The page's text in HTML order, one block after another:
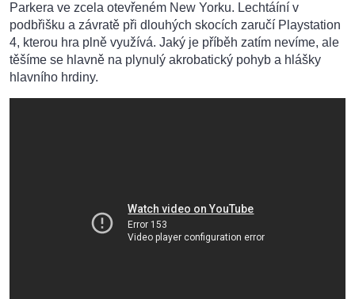
Parkera ve zcela otevřeném New Yorku. Lechtáíní v
podbřišku a závratě při dlouhých skocích zaručí Playstation
4, kterou hra plně využívá. Jaký je příběh zatím nevíme, ale
těšíme se hlavně na plynulý akrobatický pohyb a hlášky
hlavního hrdiny.